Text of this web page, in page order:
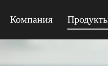
Компания